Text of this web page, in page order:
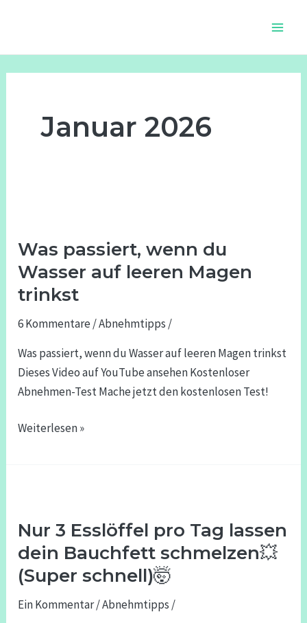
Januar 2026
Was passiert, wenn du
Wasser auf leeren Magen
trinkst
6 Kommentare /Abnehmtipps /
Was passiert, wenn du Wasser auf leeren Magen trinkst
Dieses Video auf YouTube ansehen Kostenloser
Abnehmen-Test Mache jetzt den kostenlosen Test!
wenn
du
Wasser
leeren
trinkst
Weiterlesen »
Nur 3 Esslöffel pro Tag lassen
dein Bauchfett schmelzen💥
(Super schnell)🤯
Ein Kommentar/Abnehmtipps /
Esslöffel
pro
Tag
lassen
dein